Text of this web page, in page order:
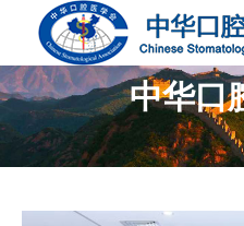
中华口
您